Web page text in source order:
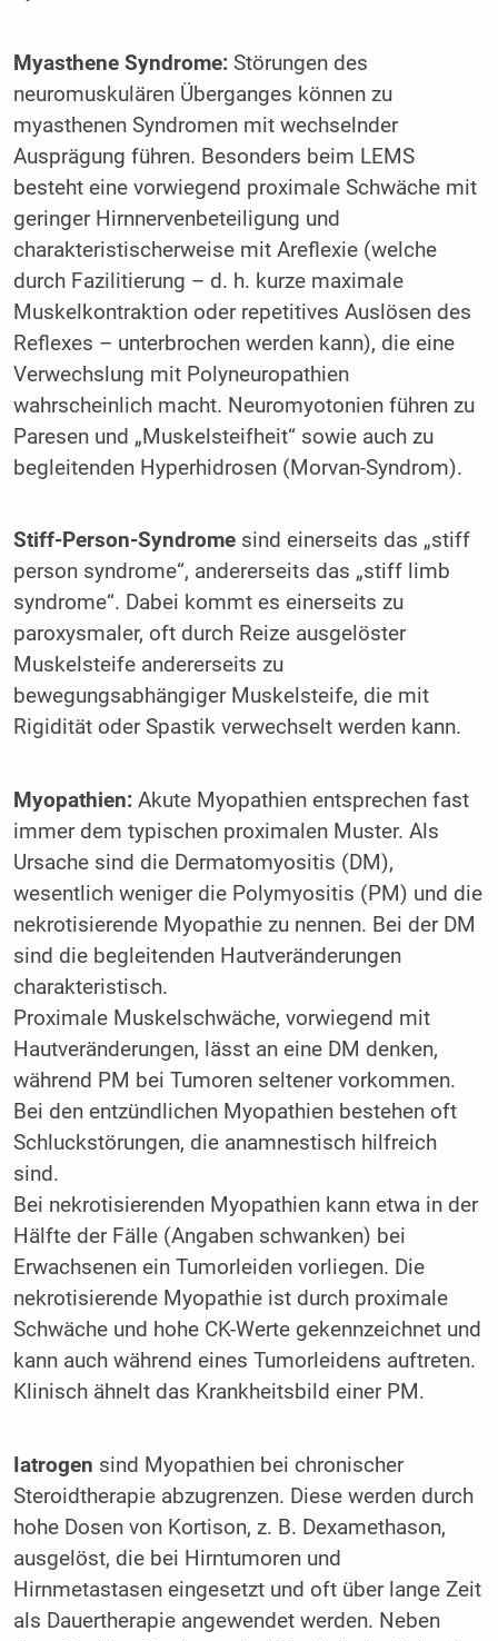
Myasthene Syndrome:Störungen des
neuromuskulären Überganges können zu
myasthenen Syndromen mit wechselnder
Ausprägung führen. Besonders beim LEMS
besteht eine vorwiegend proximale Schwäche mit
geringer Hirnnervenbeteiligung und
charakteristischerweise mit Areflexie (welche
durch Fazilitierung – d. h. kurze maximale
Muskelkontraktion oder repetitives Auslösen des
Reflexes – unterbrochen werden kann), die eine
Verwechslung mit Polyneuropathien
wahrscheinlich macht. Neuromyotonien führen zu
Paresen und „Muskelsteifheit“ sowie auch zu
begleitenden Hyperhidrosen (Morvan-Syndrom).
Stiff-Person-Syndromesind einerseits das „stiff
person syndrome“, andererseits das „stiff limb
syndrome“. Dabei kommt es einerseits zu
paroxysmaler, oft durch Reize aus­gelöster
Muskelsteife andererseits zu
bewegungsabhängiger Muskelsteife, die mit
Rigidität oder Spastik verwechselt werden kann.
Myopathien:Akute Myopathien entsprechen fast
immer dem typischen proximalen Muster. Als
Ursache sind die Dermatomyositis (DM),
wesentlich weniger die Polymyositis (PM) und die
nekrotisierende Myopathie zu nennen. Bei der DM
sind die begleitenden Hautveränderungen
charakteristisch.
Proximale Muskelschwäche, vorwiegend mit
Hautveränderungen, lässt an eine DM denken,
während PM bei Tumoren seltener vorkommen.
Bei den entzündlichen Myopathien bestehen oft
Schluckstörungen, die anamnestisch hilfreich
sind.
Bei nekrotisierenden Myopathien kann etwa in der
Hälfte der Fälle (Angaben schwanken) bei
Erwachsenen ein Tumorleiden vorliegen. Die
nekrotisierende Myopathie ist durch proximale
Schwäche und hohe CK-Werte gekennzeichnet und
kann auch während eines Tumorleidens auftreten.
Klinisch ähnelt das Krankheitsbild einer PM.
Iatrogen sind Myopathien bei chronischer
Steroidtherapie abzugrenzen. Diese werden durch
hohe Dosen von Kortison, z. B. Dexamethason,
ausgelöst, die bei Hirntumoren und
Hirnmetastasen eingesetzt und oft über lange Zeit
als Dauertherapie angewendet werden. Neben